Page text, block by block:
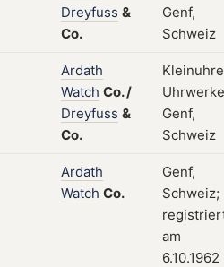
Dreyfuss &
Co.
Genf,
Schweiz
Ardath
Watch Co./
Dreyfuss &
Co.
Genf,
Schweiz
Ardath
Watch Co.
Genf,
Schweiz;
am
6.10.1962